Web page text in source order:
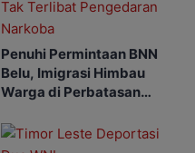
Penuhi Permintaan BNN
Belu, Imigrasi Himbau
Warga di Perbatasan
Pengedaran Narkoba